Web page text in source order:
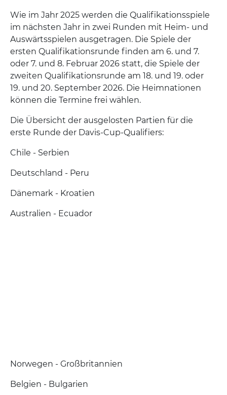
Wie im Jahr 2025 werden die Qualifikationsspiele
im nächsten Jahr in zwei Runden mit Heim- und
Auswärtsspielen ausgetragen. Die Spiele der
ersten Qualifikationsrunde finden am 6. und 7.
oder 7. und 8. Februar 2026 statt, die Spiele der
zweiten Qualifikationsrunde am 18. und 19. oder
19. und 20. September 2026. Die Heimnationen
können die Termine frei wählen.
Die Übersicht der ausgelosten Partien für die
erste Runde der Davis-Cup-Qualifiers:
Chile - Serbien
Deutschland - Peru
Dänemark - Kroatien
Australien - Ecuador
Norwegen - Großbritannien
Belgien - Bulgarien